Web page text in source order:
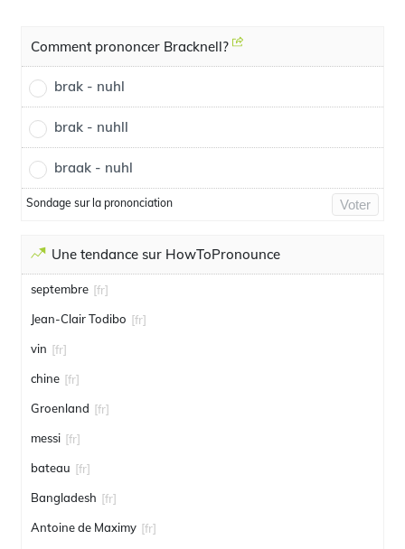
Comment prononcer Bracknell?
brak - nuhl
brak - nuhll
braak - nuhl
Sondage sur la prononciation Voter
Une tendance sur HowToPronounce
septembre [fr]
Jean-Clair Todibo [fr]
vin [fr]
chine [fr]
Groenland [fr]
messi [fr]
bateau [fr]
Bangladesh [fr]
Antoine de Maximy [fr]